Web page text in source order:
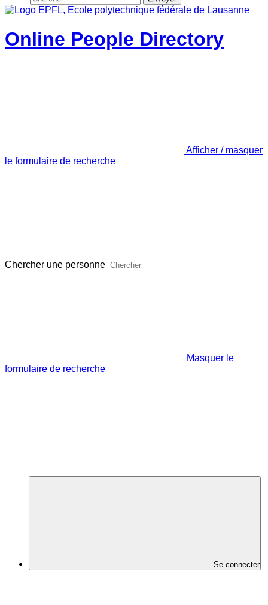
Online People Directory
Afficher / masquer
le formulaire de recherche
Chercher une personne
Masquer le
formulaire de recherche
Se connecter